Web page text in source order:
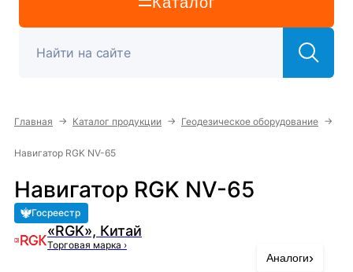
Главная → Каталог продукции → Геодезическое оборудование →
Навигатор RGK NV-65
Навигатор RGK NV-65
Госреестр
«RGK», Китай
Торговая марка ›
Аналоги›